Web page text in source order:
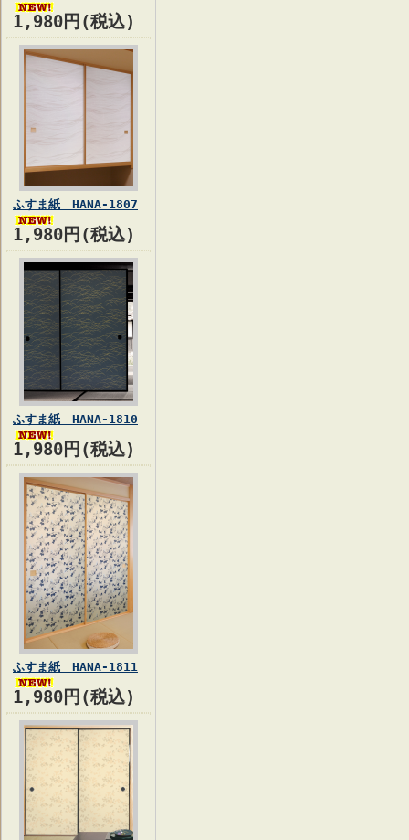
1,980円(税込)
ふすま紙 HANA-1807
1,980円(税込)
ふすま紙 HANA-1810
1,980円(税込)
ふすま紙 HANA-1811
1,980円(税込)